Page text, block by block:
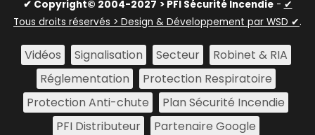
✔ Copyright© 2004-2027 > PFI Sécurité Incendie- ✔
Tous droits réservés > Design & Développement par WSD ✔.
Vidéos Signalisation Secteur
Robinet & RIA
Réglementation
Protection Respiratoire
Protection Anti-chute
Plan Sécurité Incendie
PFI Distributeur
Partenaire Google